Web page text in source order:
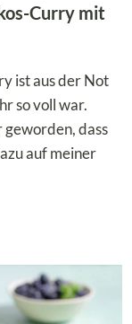
Curry mit
ist aus der Not
so voll war.
geworden, dass
auf meiner